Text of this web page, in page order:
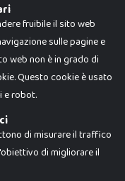
riproduzione o utilizzo non
fruibile il sito web
sulle pagine e
web non è in grado di
Questo cookie è usato
e robot.
di misurare il traffico
di migliorare il